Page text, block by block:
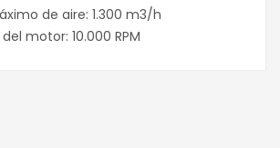
de aire: 1.300 m3/h
motor: 10.000 RPM